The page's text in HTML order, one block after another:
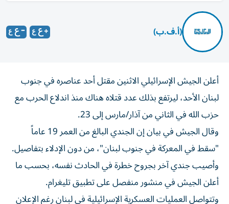
(أ.ف.ب)
أعلن الجيش الإسرائيلي الاثنين مقتل أحد عناصره في جنوب
لبنان الأحد، ليرتفع بذلك عدد قتلاه هناك منذ اندلاع الحرب مع
حزب الله في الثاني من آذار/مارس إلى 23.
وقال الجيش في بيان إن الجندي البالغ من العمر 19 عاماً
"سقط في المعركة في جنوب لبنان"، من دون الإدلاء بتفاصيل.
وأصيب جندي آخر بجروح خطرة في الحادث نفسه، بحسب ما
أعلن الجيش في منشور منفصل على تطبيق تليغرام.
وتتواصل العمليات العسكرية الإسرائيلية في لبنان رغم الإعلان